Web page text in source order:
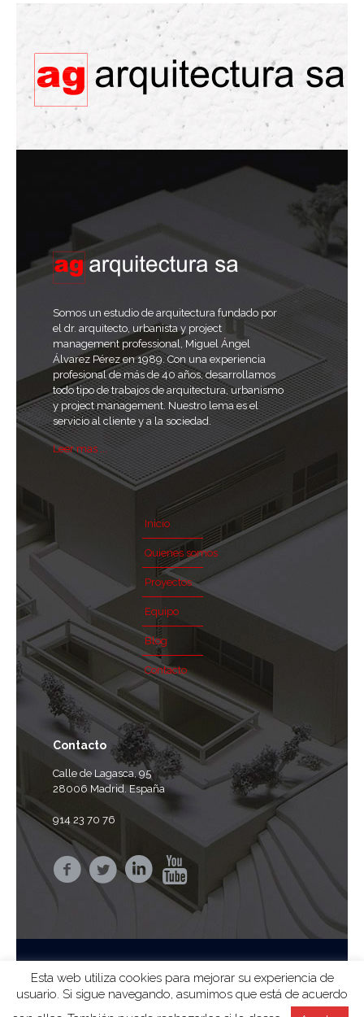
Somos un estudio de arquitectura fundado por
el dr. arquitecto, urbanista y project
management professional, Miguel Ángel
Álvarez Pérez en 1989. Con una experiencia
profesional de más de 40 años, desarrollamos
todo tipo de trabajos de arquitectura, urbanismo
y project management. Nuestro lema es el
servicio al cliente y a la sociedad.
Leer mas ...
Inicio
Quienes somos
Proyectos
Equipo
Blog
Contacto
Contacto
Calle de Lagasca, 95
28006 Madrid. España
914 23 70 76
Privacidad
Esta web utiliza cookies para mejorar su experiencia de
usuario. Si sigue navegando, asumimos que está de acuerdo